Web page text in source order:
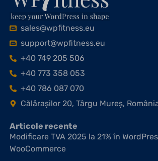
sales@wpfitness.eu
support@wpfitness.eu
+40 749 205 506
+40 773 358 053
+40 786 087 070
Călărașilor 20, Târgu Mureș,
Articole recente​
Modificare TVA 2025 la 21% în
WooCommerce